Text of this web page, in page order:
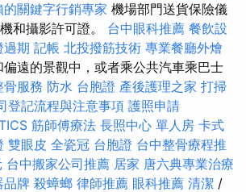
的關鍵字行銷專家 機場部門送貨保險儀
和攝影許可證。 台中眼科推薦 餐飲設
過期 記帳 北投撥筋技術 專業餐廳外燴
遠的景觀中，或者乘公共汽車乘巴士
骨服務 防水 台胞證 產後護理之家 打掃
登記流程與注意事項 護照申請
筋師傅療法 長照中心 單人房 卡式
雙眼皮 全瓷冠 台胞證 台中整骨療程推
台中搬家公司推薦 居家 唐六典專業治療
品牌 殺蟑螂 律師推薦 眼科推薦 清潔 /